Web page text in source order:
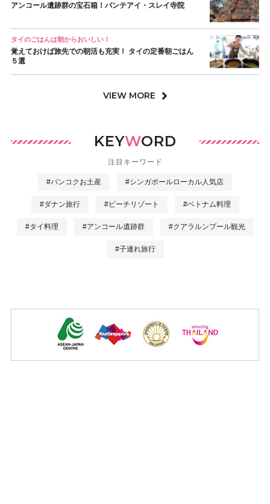
アンコール遺跡群の宝石箱！バンテアイ・スレイ寺院
タイのごはんは朝からおいしい！
覚えておけば旅先での朝活も充実！ タイの定番朝ごはん
５選
VIEW MORE
KEYWORD
注目キーワード
#バンコクお土産 #シンガポールローカル人気店
#ダナン旅行 #ビーチリゾート #ベトナム料理
#タイ料理 #アンコール遺跡群 #クアラルンプール観光
#子連れ旅行